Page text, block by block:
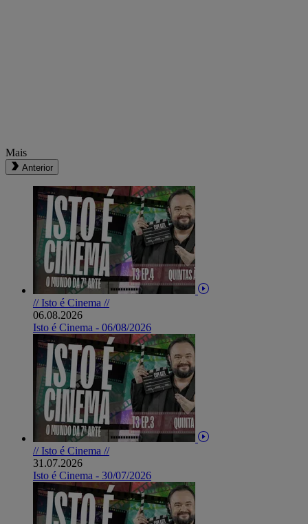
Mais
Anterior
// Isto é Cinema //
06.08.2026
Isto é Cinema - 06/08/2026
// Isto é Cinema //
31.07.2026
Isto é Cinema - 30/07/2026